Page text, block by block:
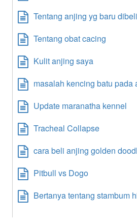
Tentang anjing yg baru dibeli
Tentang obat cacing
Kulit anjing saya
masalah kencing batu pada
Update maranatha kennel
Tracheal Collapse
cara beli anjing golden
Pitbull vs Dogo
Bertanya tentang stambum